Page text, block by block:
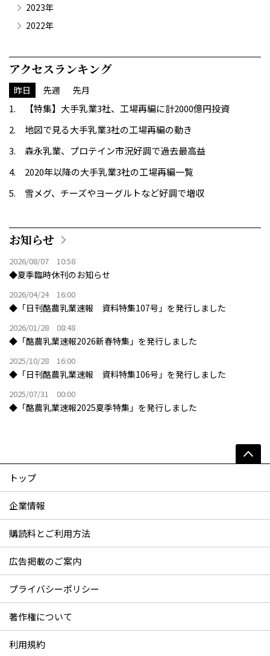
2023年
2022年
アクセスランキング
昨日 先週 先月
【特集】大手乳業3社、工場再編に計2000億円投資
地図で見る大手乳業3社の工場再編の動き
森永乳業、プロテイン市況好調で過去最高益
2020年以降の大手乳業3社の工場再編一覧
雪メグ、チーズやヨーグルトなど好調で増収
お知らせ
2026/08/07 10:58
◆夏季臨時休刊のお知らせ
2026/04/24 16:00
◆「日刊酪農乳業速報 資料特集107号」を発行しました
2026/01/28 08:48
◆「酪農乳業速報2026新春特集」を発行しました
2025/10/28 16:00
◆「日刊酪農乳業速報 資料特集106号」を発行しました
2025/07/31 00:00
◆「酪農乳業速報2025夏季特集」を発行しました
トップ
企業情報
購読料とご利用方法
広告掲載のご案内
プライバシーポリシー
著作権について
利用規約